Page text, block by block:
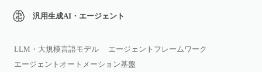
汎用生成AI・エージェント
LLM・大規模言語モデル
エージェントフレームワーク
エージェントオートメーション基盤